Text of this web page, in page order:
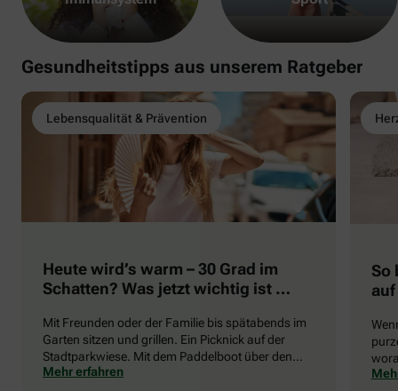
Gesundheitstipps aus unserem Ratgeber
Lebensqualität & Prävention
Heute wird’s warm – 30 Grad im
Schatten? Was jetzt wichtig ist …
Mit Freunden oder der Familie bis spätabends im
Garten sitzen und grillen. Ein Picknick auf der
Stadtparkwiese. Mit dem Paddelboot über den
See gleiten oder eine Radtour durch die blühende
Mehr erfahren
So
die